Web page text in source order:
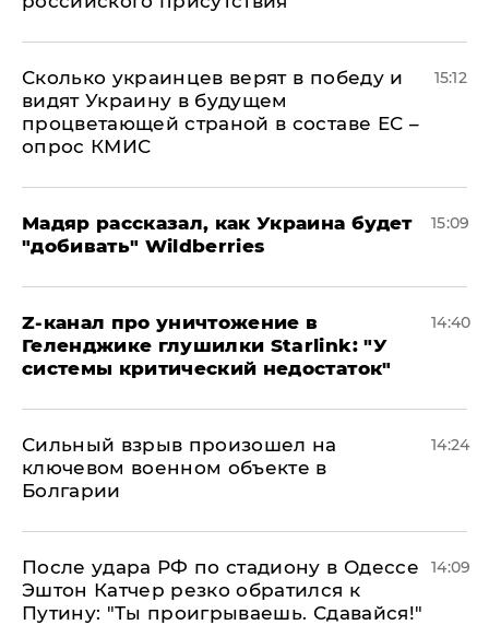
Сколько украинцев верят в победу и
видят Украину в будущем
процветающей страной в составе ЕС –
опрос КМИС
15:12
Мадяр рассказал, как Украина будет
"добивать" Wildberries
15:09
Z-канал про уничтожение в
Геленджике глушилки Starlink: "У
системы критический недостаток"
14:40
Сильный взрыв произошел на
ключевом военном объекте в
Болгарии
14:24
После удара РФ по стадиону в Одессе
Эштон Катчер резко обратился к
Путину: "Ты проигрываешь. Сдавайся!"
14:09